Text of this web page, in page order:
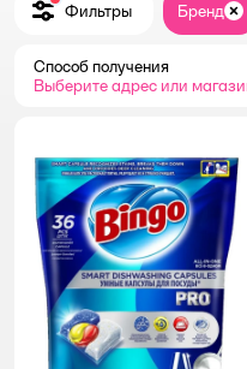
Фильтры Бренд
Способ получения
Выберите адрес или